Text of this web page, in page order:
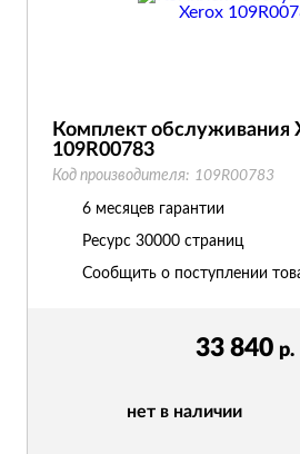
33 840 р.
нет в наличии
Комплект обслуживания
109R00783
Код производителя: 109R00783
6 месяцев гарантии
Ресурс 30000 страниц
Сообщить о поступлении